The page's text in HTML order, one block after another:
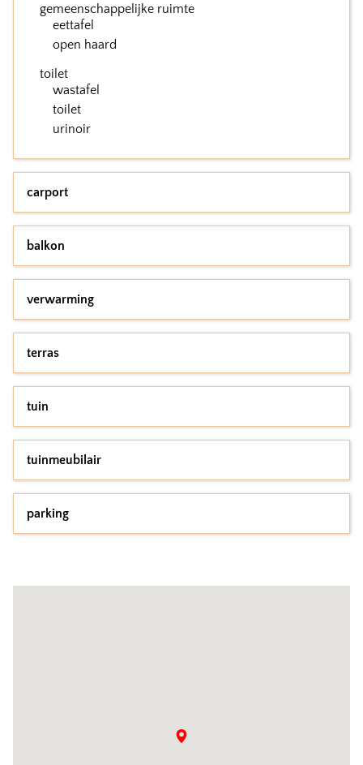
gemeenschappelijke ruimte
eettafel
open haard
toilet
wastafel
toilet
urinoir
carport
balkon
verwarming
terras
tuin
tuinmeubilair
parking